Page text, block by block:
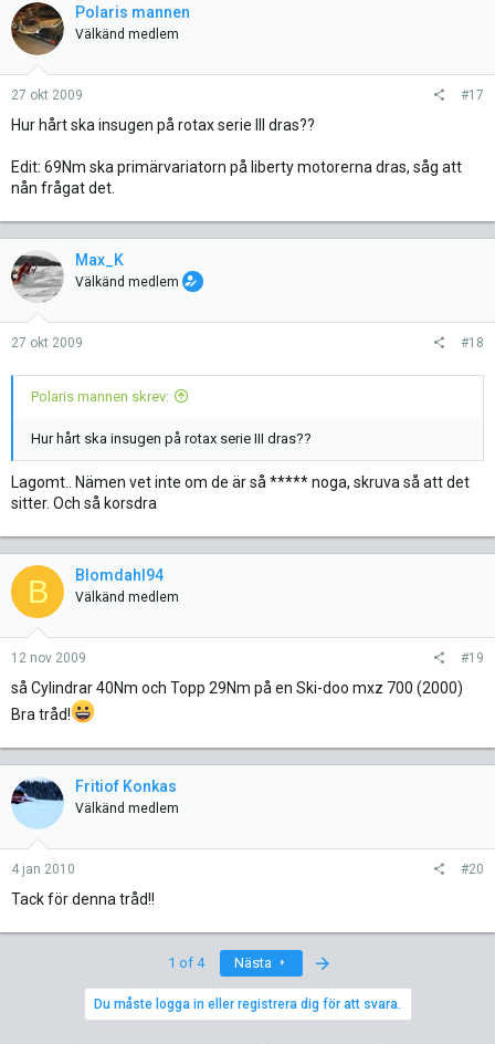
Polaris mannen
Välkänd medlem
27 okt 2009 #17
Hur hårt ska insugen på rotax serie III dras??
Edit: 69Nm ska primärvariatorn på liberty motorerna dras, såg att
nån frågat det.
Max_K
Välkänd medlem
27 okt 2009 #18
Polaris mannen skrev:
Hur hårt ska insugen på rotax serie III dras??
Lagomt.. Nämen vet inte om de är så ***** noga, skruva så att det
sitter. Och så korsdra
B Blomdahl94
Välkänd medlem
12 nov 2009 #19
så Cylindrar 40Nm och Topp 29Nm på en Ski-doo mxz 700 (2000)
Bra tråd!
Fritiof Konkas
Välkänd medlem
4 jan 2010 #20
Tack för denna tråd!!
1 of 4 Nästa
Du måste logga in eller registrera dig för att svara.